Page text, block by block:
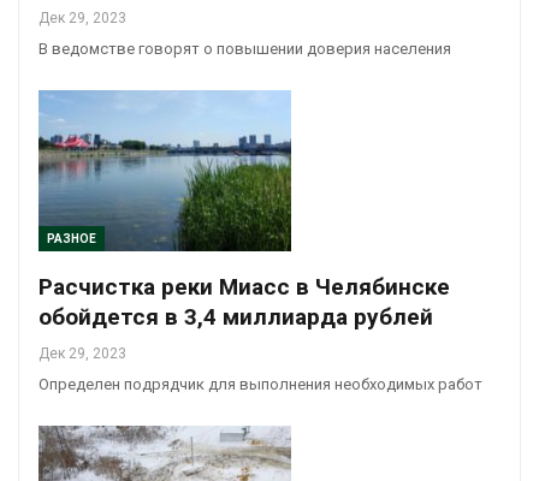
Дек 29, 2023
В ведомстве говорят о повышении доверия населения
РАЗНОЕ
Расчистка реки Миасс в Челябинске
обойдется в 3,4 миллиарда рублей
Дек 29, 2023
Определен подрядчик для выполнения необходимых работ